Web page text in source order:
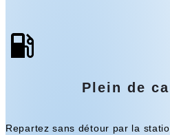
Plein de
Repartez sans détour par la